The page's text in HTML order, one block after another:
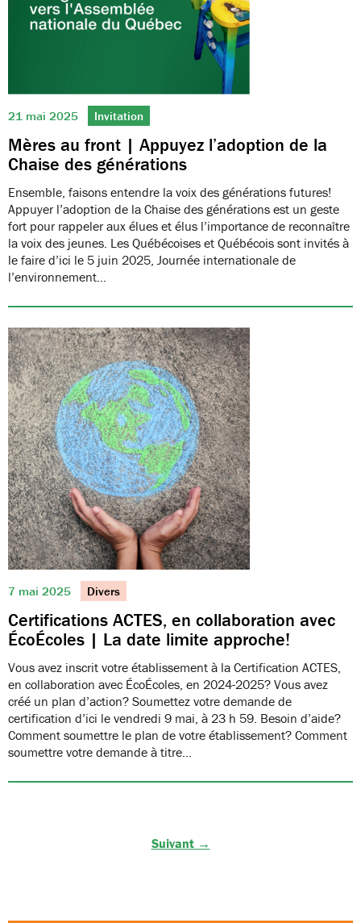
21 mai 2025 Invitation
Mères au front | Appuyez l’adoption de la
Chaise des générations
Ensemble, faisons entendre la voix des générations futures!
Appuyer l’adoption de la Chaise des générations est un geste
fort pour rappeler aux élues et élus l’importance de reconnaître
la voix des jeunes. Les Québécoises et Québécois sont invités à
le faire d’ici le 5 juin 2025, Journée internationale de
l’environnement…
7 mai 2025 Divers
Certifications ACTES, en collaboration avec
ÉcoÉcoles | La date limite approche!
Vous avez inscrit votre établissement à la Certification ACTES,
en collaboration avec ÉcoÉcoles, en 2024-2025? Vous avez
créé un plan d’action? Soumettez votre demande de
certification d’ici le vendredi 9 mai, à 23 h 59. Besoin d’aide?
Comment soumettre le plan de votre établissement? Comment
soumettre votre demande à titre…
Suivant →